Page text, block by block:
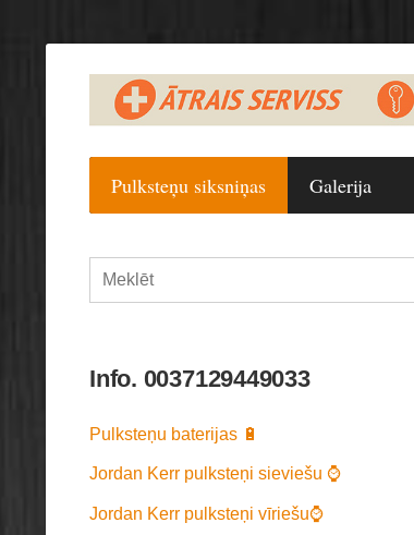
Pulksteņu siksniņas Galerija
Info. 0037129449033
Pulksteņu baterijas 🔋
Jordan Kerr pulksteņi sieviešu ⌚
Jordan Kerr pulksteņi vīriešu⌚